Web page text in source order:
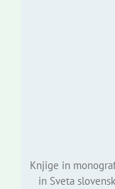
Knjige in
in Sveta